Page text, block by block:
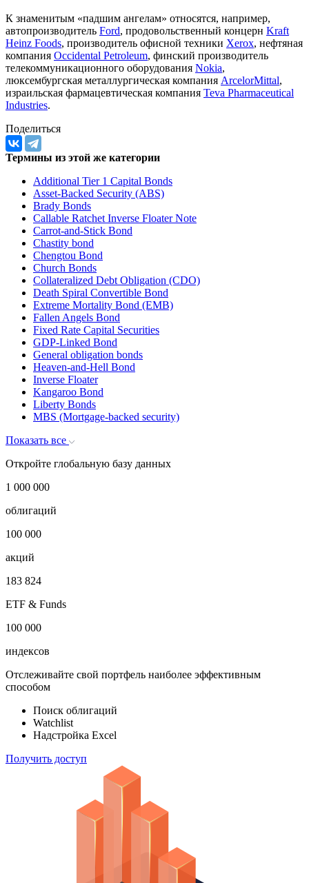
К знаменитым «падшим ангелам» относятся, например,
автопроизводитель Ford, продовольственный концерн Kraft
Heinz Foods, производитель офисной техники Xerox, нефтяная
компания Occidental Petroleum, финский производитель
телекоммуникационного оборудования Nokia,
люксембургская металлургическая компания ArcelorMittal,
израильская фармацевтическая компания Teva Pharmaceutical
Industries.
Поделиться
Термины из этой же категории
Additional Tier 1 Capital Bonds
Asset-Backed Security (ABS)
Brady Bonds
Callable Ratchet Inverse Floater Note
Carrot-and-Stick Bond
Chastity bond
Chengtou Bond
Church Bonds
Collateralized Debt Obligation (CDO)
Death Spiral Convertible Bond
Extreme Mortality Bond (EMB)
Fallen Angels Bond
Fixed Rate Capital Securities
GDP-Linked Bond
General obligation bonds
Heaven-and-Hell Bond
Inverse Floater
Kangaroo Bond
Liberty Bonds
MBS (Mortgage-backed security)
Показать все
Откройте глобальную базу данных
1 000 000
облигаций
100 000
акций
183 824
ETF & Funds
100 000
индексов
Отслеживайте свой портфель наиболее эффективным
способом
Поиск облигаций
Watchlist
Надстройка Excel
Получить доступ